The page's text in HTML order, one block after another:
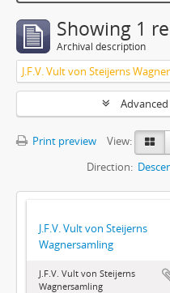
Showing 1
Archival description
J.F.V. Vult von Steijerns
Print preview
View:
Direction:
J.F.V. Vult von Steijerns
Wagnersamling
J.F.V. Vult von Steijerns
Wagnersamling